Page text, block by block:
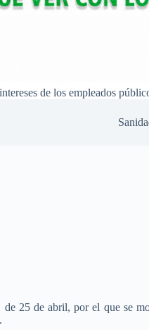
de los empleados
25 de abril, por el que se
.